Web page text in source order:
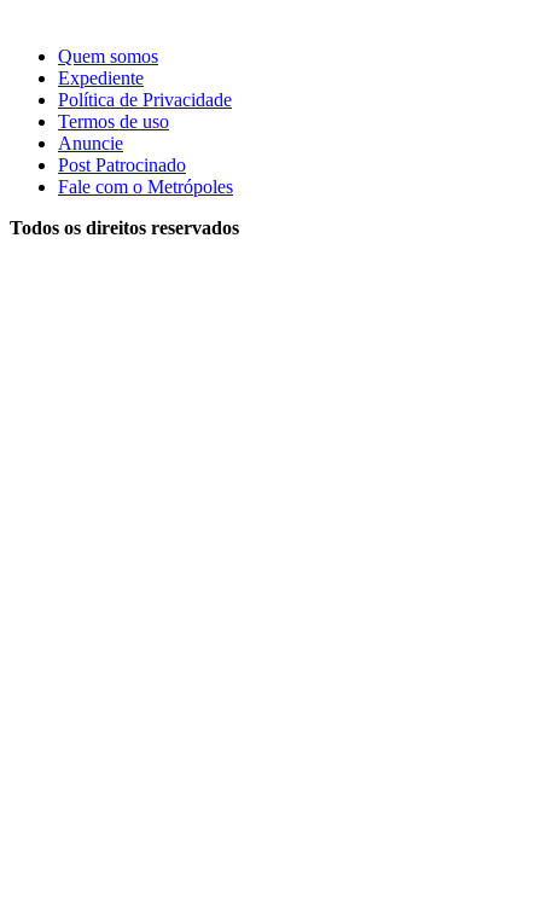
Quem somos
Expediente
Política de Privacidade
Termos de uso
Anuncie
Post Patrocinado
Fale com o Metrópoles
Todos os direitos reservados